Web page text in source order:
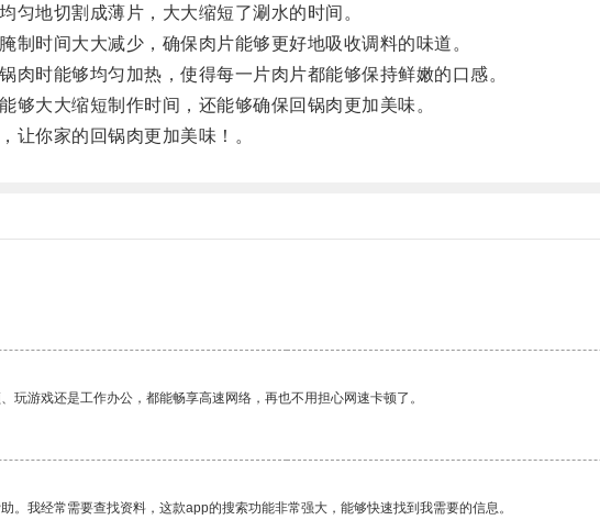
地切割成薄片，大大缩短了涮水的时间。
时间大大减少，确保肉片能够更好地吸收调料的味道。
时能够均匀加热，使得每一片肉片都能够保持鲜嫩的口感。
大大缩短制作时间，还能够确保回锅肉更加美味。
你家的回锅肉更加美味！。
游戏还是工作办公，都能畅享高速网络，再也不用担心网速卡顿了。
。我经常需要查找资料，这款app的搜索功能非常强大，能够快速找到我需要的信息。